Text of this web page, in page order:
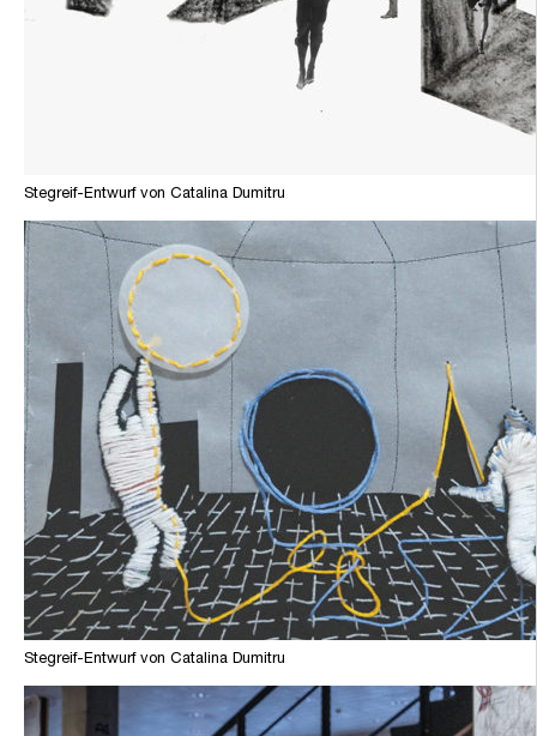
Stegreif-Entwurf von Catalina Dumitru
Stegreif-Entwurf von Catalina Dumitru